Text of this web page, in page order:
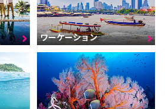
ワーケーション